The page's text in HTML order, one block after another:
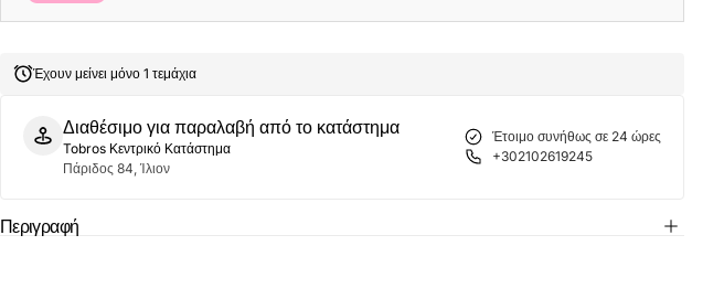
μαύρο
μαύρο
Έχουν μείνει μόνο 1 τεμάχια
Διαθέσιμο για παραλαβή από το κατάστημα
Tobros Κεντρικό Κατάστημα
Πάριδος 84, Ίλιον
Έτοιμο συνήθως σε 24 ώρες
+302102619245
Περιγραφή
Το καλάθι σας είναι